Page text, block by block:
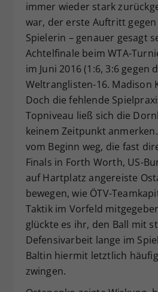
immer wieder stark
war, der erste Auftritt gegen
Spielerin – genauer gesagt
Achtelfinale beim WTA-
im Juni 2016 (1:6, 3:6 gegen
Weltranglisten-16. Madison
Doch die fehlende
Topniveau ließ sich die
keinem Zeitpunkt
vom Beginn weg, die fast
Finals in Forth Worth, US-
auf Hartplatz angereiste
bewegen, wie ÖTV-
Taktik im Vorfeld
glückte es ihr, den Ball mit
Defensivarbeit lange im
Baltin hiermit letztlich
zwingen.